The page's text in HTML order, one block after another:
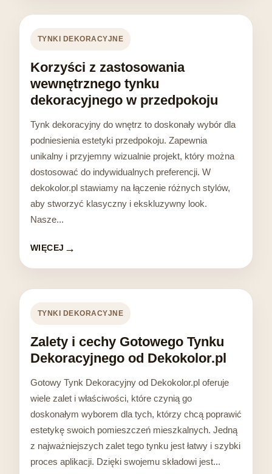
TYNKI DEKORACYJNE
Korzyści z zastosowania
wewnętrznego tynku
dekoracyjnego w przedpokoju
Tynk dekoracyjny do wnętrz to doskonały wybór dla
podniesienia estetyki przedpokoju. Zapewnia
unikalny i przyjemny wizualnie projekt, który można
dostosować do indywidualnych preferencji. W
dekokolor.pl stawiamy na łączenie różnych stylów,
aby stworzyć klasyczny i ekskluzywny look.
Nasze...
WIĘCEJ
TYNKI DEKORACYJNE
Zalety i cechy Gotowego Tynku
Dekoracyjnego od Dekokolor.pl
Gotowy Tynk Dekoracyjny od Dekokolor.pl oferuje
wiele zalet i właściwości, które czynią go
doskonałym wyborem dla tych, którzy chcą poprawić
estetykę swoich pomieszczeń mieszkalnych. Jedną
z najważniejszych zalet tego tynku jest łatwy i szybki
proces aplikacji. Dzięki swojemu składowi jest...